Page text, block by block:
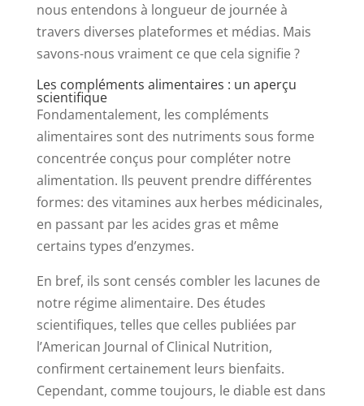
nous entendons à longueur de journée à
travers diverses plateformes et médias. Mais
savons-nous vraiment ce que cela signifie ?
Les compléments alimentaires : un aperçu
scientifique
Fondamentalement, les compléments
alimentaires sont des nutriments sous forme
concentrée conçus pour compléter notre
alimentation. Ils peuvent prendre différentes
formes: des vitamines aux herbes médicinales,
en passant par les acides gras et même
certains types d’enzymes.
En bref, ils sont censés combler les lacunes de
notre régime alimentaire. Des études
scientifiques, telles que celles publiées par
l’American Journal of Clinical Nutrition,
confirment certainement leurs bienfaits.
Cependant, comme toujours, le diable est dans